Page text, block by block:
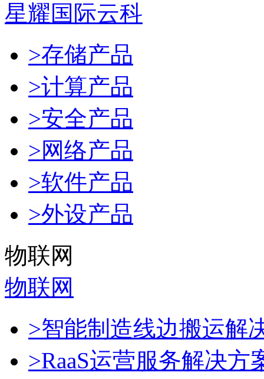
星耀国际云科
>存储产品
>计算产品
>安全产品
>网络产品
>软件产品
>外设产品
物联网
物联网
>智能制造线边搬运解
>RaaS运营服务解决方